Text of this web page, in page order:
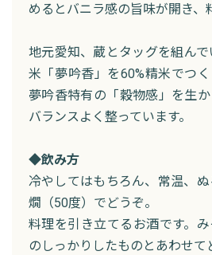
めるとバニラ感の旨味が開き、
地元愛知、蔵とタッグを組ん
米「夢吟香」を60%精米でつく
夢吟香特有の「穀物感」を生
バランスよく整っています。
◆飲み方
冷やしてはもちろん、常温、
燗（50度）でどうぞ。
料理を引き立てるお酒です。
のしっかりしたものとあわせて